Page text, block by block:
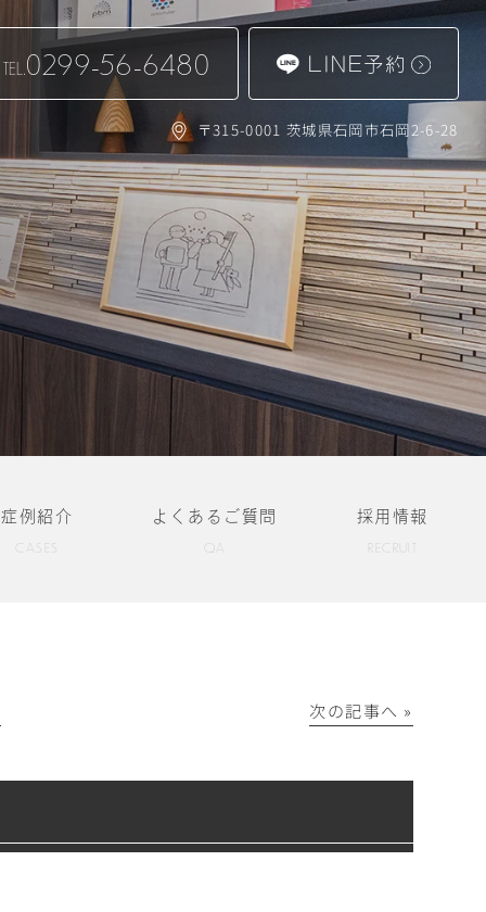
TEL.0299-56-6480 LINE予約
〒315-0001 茨城県石岡市石岡2-6-28
症例紹介 よくあるご質問
QA
採用情報
RECRUIT
次の記事へ »